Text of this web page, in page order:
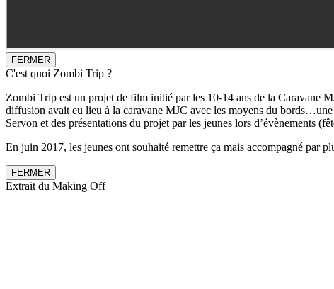
FERMER
C'est quoi Zombi Trip ?
Zombi Trip est un projet de film initié par les 10-14 ans de la Caravane
diffusion avait eu lieu à la caravane MJC avec les moyens du
Servon et des présentations du projet par les jeunes lors d’évènements
En juin 2017, les jeunes ont souhaité remettre ça mais accompagné par
FERMER
Extrait du Making Off